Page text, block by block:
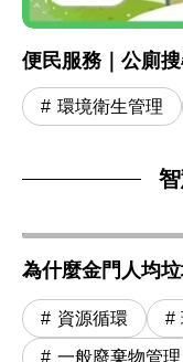
便民服務｜公廁
環境衛生管理
為什麼金門人均
資源循環
一般廢棄物管理